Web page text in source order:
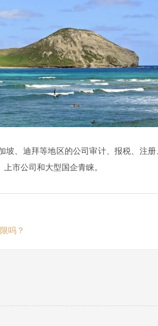
坡、迪拜等地区的公司审计、报税、注
市公司和大型国企青睐。
吗？